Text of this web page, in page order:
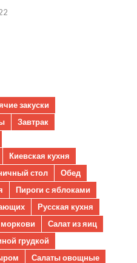
закуски
Завтрак
Киевская кухня
стол
Обед
Пироги с яблоками
Русская кухня
моркови
Салат из яиц
грудкой
Салаты овощные